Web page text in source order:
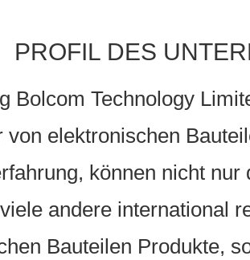
PROFIL DES
Bolcom Technology
von elektronischen
können nicht nur
andere international
Bauteilen Produkte,